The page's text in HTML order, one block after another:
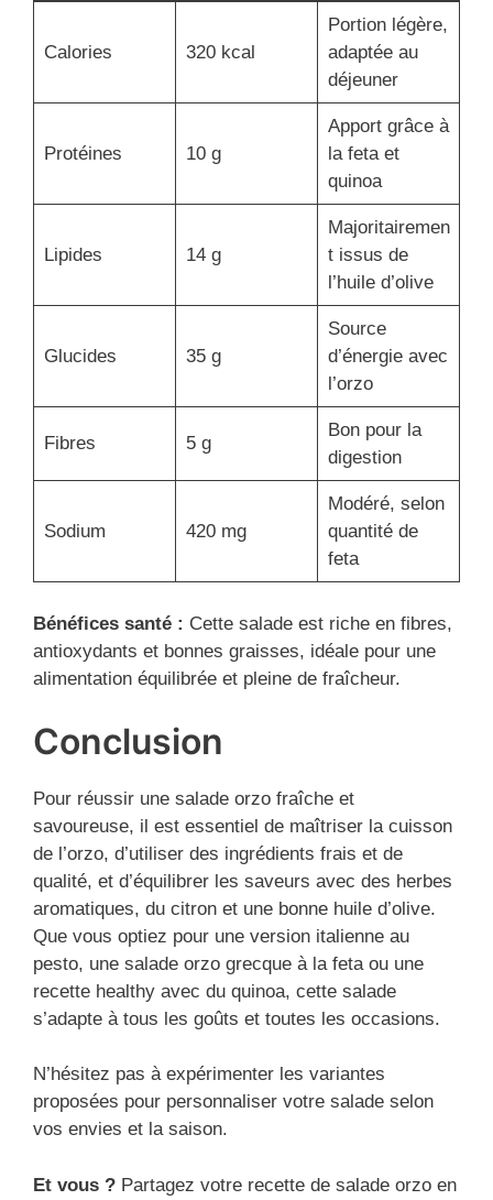
Calories 320 kcal
Portion légère,
adaptée au
déjeuner
Protéines 10 g
Apport grâce à
la feta et
quinoa
Lipides 14 g
Majoritairemen
t issus de
l’huile d’olive
Glucides 35 g
Source
d’énergie avec
l’orzo
Fibres 5 g
Bon pour la
digestion
Sodium 420 mg
Modéré, selon
quantité de
feta
Bénéfices santé : Cette salade est riche en fibres,
antioxydants et bonnes graisses, idéale pour une
alimentation équilibrée et pleine de fraîcheur.
Conclusion
Pour réussir une salade orzo fraîche et
savoureuse, il est essentiel de maîtriser la cuisson
de l’orzo, d’utiliser des ingrédients frais et de
qualité, et d’équilibrer les saveurs avec des herbes
aromatiques, du citron et une bonne huile d’olive.
Que vous optiez pour une version italienne au
pesto, une salade orzo grecque à la feta ou une
recette healthy avec du quinoa, cette salade
s’adapte à tous les goûts et toutes les occasions.
N’hésitez pas à expérimenter les variantes
proposées pour personnaliser votre salade selon
vos envies et la saison.
Et vous ? Partagez votre recette de salade orzo en